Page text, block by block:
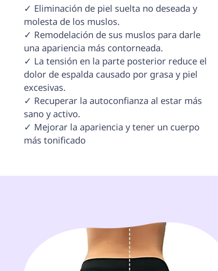
✓ Eliminación de piel suelta no deseada y
molesta de los muslos.
✓ Remodelación de sus muslos para darle
una apariencia más contorneada.
✓ La tensión en la parte posterior reduce el
dolor de espalda causado por grasa y piel
excesivas.
✓ Recuperar la autoconfianza al estar más
sano y activo.
✓ Mejorar la apariencia y tener un cuerpo
más tonificado